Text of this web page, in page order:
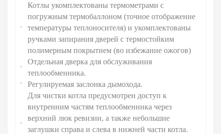
Котлы укомплектованы термометрами с
погружным термобаллоном (точное отображение
температуры теплоносителя) и укомплектованы
ручками запирания дверей с термостойким
полимерным покрытием (во избежание ожогов)
Отдельная дверка для обслуживания
теплообменника.
Регулируемая заслонка дымохода.
Для чистки котла предусмотрен доступ к
внутренним частям теплообменника через
верхний люк ревизии, а также небольшие
заглушки справа и слева в нижней части котла.